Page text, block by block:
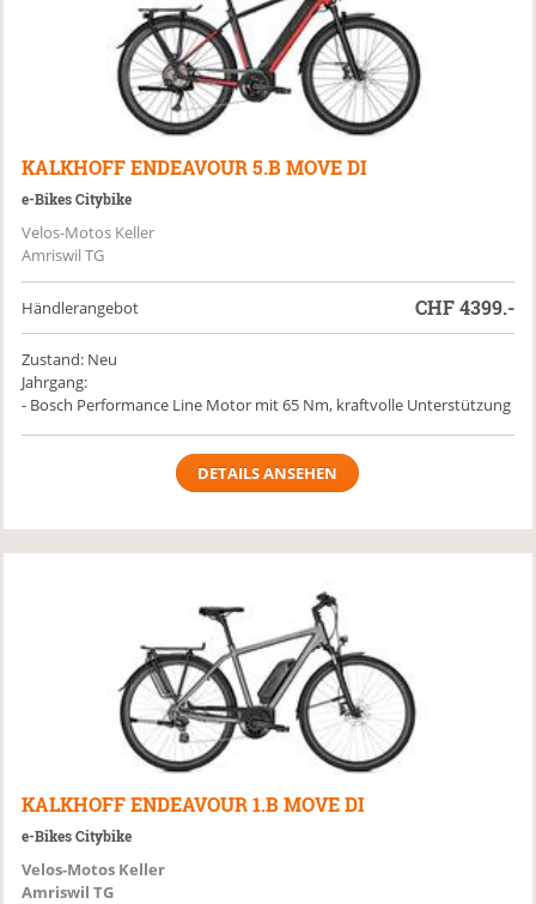
KALKHOFF ENDEAVOUR 5.B MOVE DI
e-Bikes Citybike
Velos-Motos Keller
Amriswil TG
Händlerangebot CHF4399.-
Zustand: Neu
Jahrgang:
- Bosch Performance Line Motor mit 65 Nm, kraftvolle Unterstützung
DETAILS ANSEHEN
KALKHOFF ENDEAVOUR 1.B MOVE DI
e-Bikes Citybike
Velos-Motos Keller
Amriswil TG